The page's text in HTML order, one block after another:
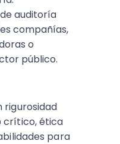
auditoría
compañías,
o
público.
rigurosidad
crítico, ética
para